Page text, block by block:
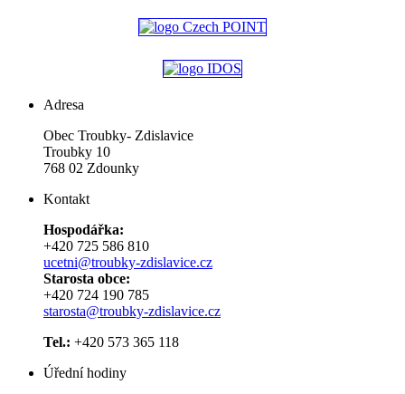
Adresa
Obec Troubky- Zdislavice
Troubky 10
768 02 Zdounky
Kontakt
Hospodářka:
+420 725 586 810
ucetni@troubky-zdislavice.cz
Starosta obce:
+420 724 190 785
starosta@troubky-zdislavice.cz
Tel.: +420 573 365 118
Úřední hodiny